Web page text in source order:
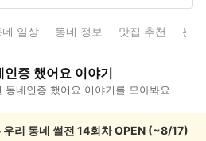
네 일상 동네 정보 맛집 추천 분
인증 했어요 이야기
동네인증 했어요 이야기를 모아봐요
리 동네 썰전 14회차 OPEN (~8/17)